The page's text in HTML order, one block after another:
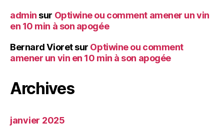
admin sur Optiwine ou comment amener un vin
en 10 min à son apogée
Bernard Vioretsur Optiwine ou comment
amener un vin en 10 min à son apogée
Archives
janvier 2025